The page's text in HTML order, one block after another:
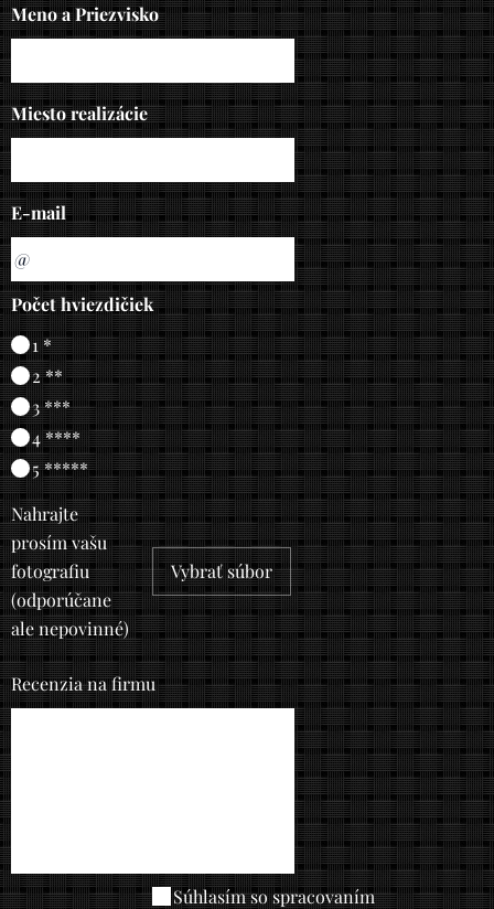
Meno a Priezvisko
Miesto realizácie
E-mail
Počet hviezdičiek
1 *
2 **
3 ***
4 ****
5 *****
Nahrajte
prosím vašu
fotografiu
(odporúčane
ale nepovinné)
Vybrať súbor
Recenzia na firmu
Súhlasím so spracovaním